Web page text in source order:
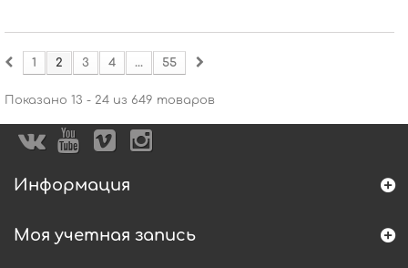
1 2 3 4 ... 55
Показано 13 - 24 из 649 товаров
Информация
Моя учетная запись